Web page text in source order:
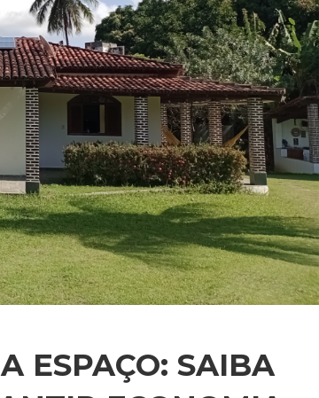
ESPAÇO: SAIBA